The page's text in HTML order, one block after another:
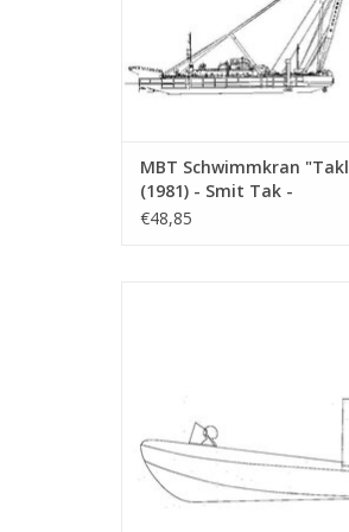
MBT Schwimmkran
(1981) - Smit Tak -
Bauzeichnung Maßstab 1
€48,85